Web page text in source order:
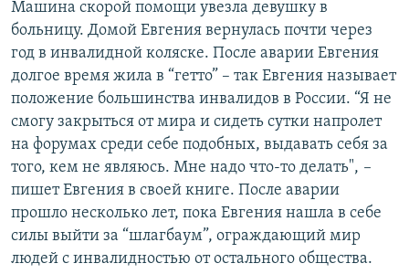
Машина скорой помощи увезла девушку в
больницу. Домой Евгения вернулась почти через
год в инвалидной коляске. После аварии Евгения
долгое время жила в “гетто” – так Евгения называет
положение большинства инвалидов в России. “Я не
смогу закрыться от мира и сидеть сутки напролет
на форумах cреди себе подобных, выдавать себя за
того, кем не являюсь. Мне надо что-то делать", –
пишет Евгения в своей книге. После аварии
прошло несколько лет, пока Евгения нашла в себе
силы выйти за “шлагбаум”, ограждающий мир
людей с инвалидностью от остального общества.